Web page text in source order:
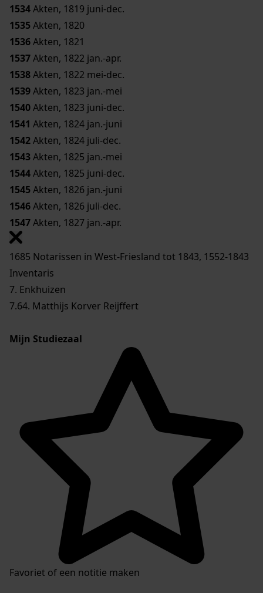
1534Akten, 1819 juni-dec.
1535Akten, 1820
1536Akten, 1821
1537Akten, 1822 jan.-apr.
1538Akten, 1822 mei-dec.
1539Akten, 1823 jan.-mei
1540Akten, 1823 juni-dec.
1541 Akten, 1824 jan.-juni
1542Akten, 1824 juli-dec.
1543Akten, 1825 jan.-mei
1544Akten, 1825 juni-dec.
1545Akten, 1826 jan.-juni
1546Akten, 1826 juli-dec.
1547Akten, 1827 jan.-apr.
1685 Notarissen in West-Friesland tot 1843, 1552-1843
Inventaris
7. Enkhuizen
7.64. Matthijs Korver Reijffert
Mijn Studiezaal
Favoriet of een notitie maken